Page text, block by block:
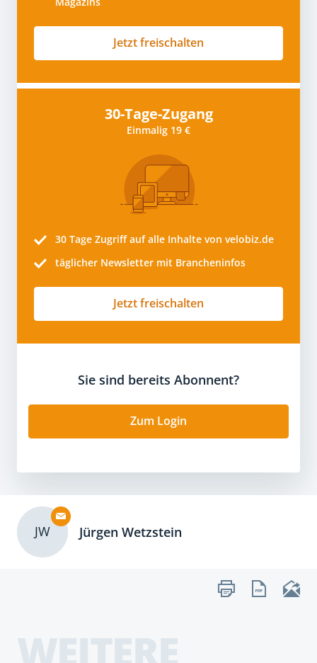
Jetzt freischalten
30-Tage-Zugang
Einmalig 19 €
30 Tage Zugriff auf alle Inhalte von velobiz.de
täglicher Newsletter mit Brancheninfos
Jetzt freischalten
Sie sind bereits Abonnent?
Zum Login
JW Jürgen Wetzstein